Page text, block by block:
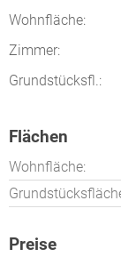
Wohnfläche:
Zimmer:
Grundstücksfl.:
Flächen
Wohnfläche:
Preise